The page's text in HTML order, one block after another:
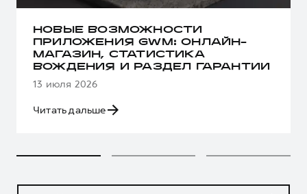
НОВЫЕ ВОЗМОЖНОСТИ
ПРИЛОЖЕНИЯ GWM: ОНЛАЙН-
МАГАЗИН, СТАТИСТИКА
ВОЖДЕНИЯ И РАЗДЕЛ ГАРАНТИИ
13 июля 2026
Читать дальше